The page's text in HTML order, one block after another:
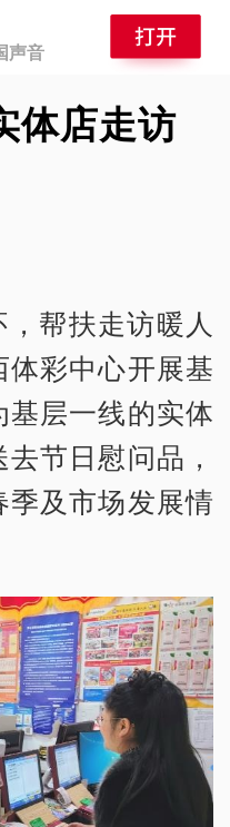
声音
体店走访
帮扶走访暖人
彩中心开展基
层一线的实体
节日慰问品，
及市场发展情